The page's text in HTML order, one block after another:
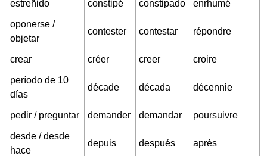
estreñido constipé constipado enrhumé
oponerse /
objetar
contester contestar répondre
crear créer creer croire
período de 10
días
décade década décennie
pedir / preguntar demander demandar poursuivre
desde / desde
hace
depuis después après